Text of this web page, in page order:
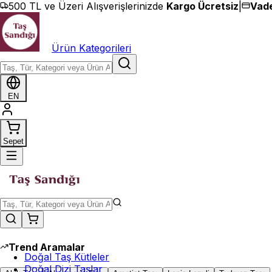
İçeriğe geç
500 TL ve Üzeri Alışverişlerinizde Kargo Ücretsiz
Ürün Kategorileri
EN
Sepet
Trend Aramalar
Doğal Taş Kütleler
Doğal Dizi Taşlar